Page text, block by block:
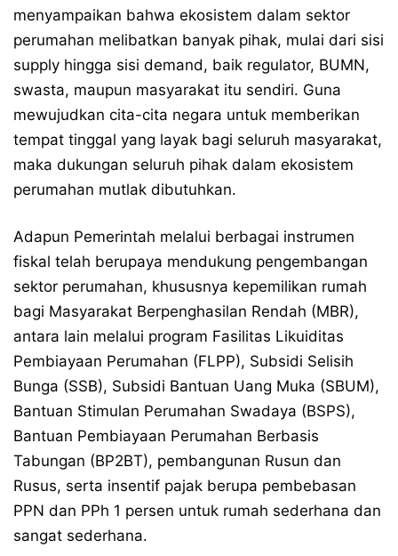
menyampaikan bahwa ekosistem dalam sektor
perumahan melibatkan banyak pihak, mulai dari sisi
supply hingga sisi demand, baik regulator, BUMN,
swasta, maupun masyarakat itu sendiri. Guna
mewujudkan cita-cita negara untuk memberikan
tempat tinggal yang layak bagi seluruh masyarakat,
maka dukungan seluruh pihak dalam ekosistem
perumahan mutlak dibutuhkan.
Adapun Pemerintah melalui berbagai instrumen
fiskal telah berupaya mendukung pengembangan
sektor perumahan, khususnya kepemilikan rumah
bagi Masyarakat Berpenghasilan Rendah (MBR),
antara lain melalui program Fasilitas Likuiditas
Pembiayaan Perumahan (FLPP), Subsidi Selisih
Bunga (SSB), Subsidi Bantuan Uang Muka (SBUM),
Bantuan Stimulan Perumahan Swadaya (BSPS),
Bantuan Pembiayaan Perumahan Berbasis
Tabungan (BP2BT), pembangunan Rusun dan
Rusus, serta insentif pajak berupa pembebasan
PPN dan PPh 1 persen untuk rumah sederhana dan
sangat sederhana.